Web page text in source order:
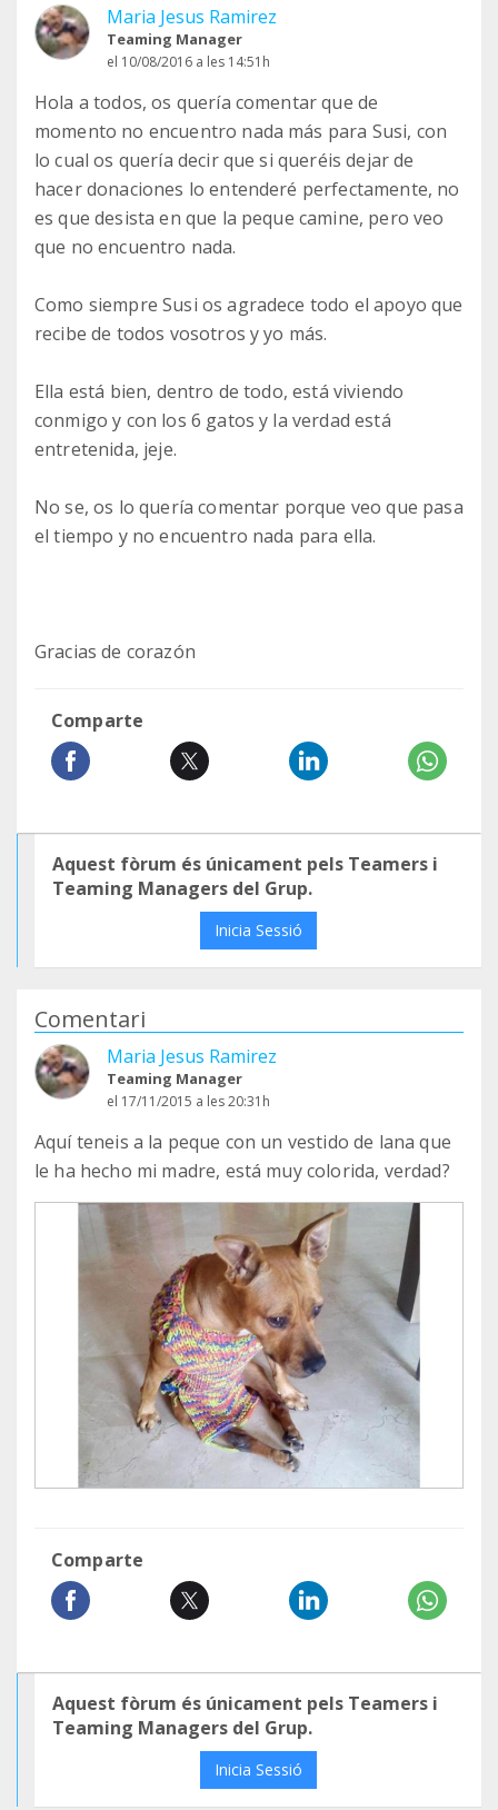
Maria Jesus Ramirez
Teaming Manager
el 10/08/2016 a les 14:51h
Hola a todos, os quería comentar que de
momento no encuentro nada más para Susi, con
lo cual os quería decir que si queréis dejar de
hacer donaciones lo entenderé perfectamente, no
es que desista en que la peque camine, pero veo
que no encuentro nada.
Como siempre Susi os agradece todo el apoyo que
recibe de todos vosotros y yo más.
Ella está bien, dentro de todo, está viviendo
conmigo y con los 6 gatos y la verdad está
entretenida, jeje.
No se, os lo quería comentar porque veo que pasa
el tiempo y no encuentro nada para ella.
Gracias de corazón
Comparte
Aquest fòrum és únicament pels Teamers i
Teaming Managers del Grup.
Inicia Sessió
Comentari
Maria Jesus Ramirez
Teaming Manager
el 17/11/2015 a les 20:31h
Aquí teneis a la peque con un vestido de lana que
le ha hecho mi madre, está muy colorida, verdad?
Comparte
Aquest fòrum és únicament pels Teamers i
Teaming Managers del Grup.
Inicia Sessió